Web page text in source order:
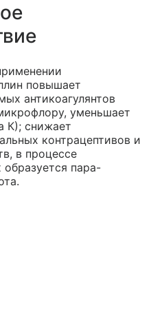
повышает
антикоагулянтов
уменьшает
К); снижает
контрацептивов и
в процессе
пара-